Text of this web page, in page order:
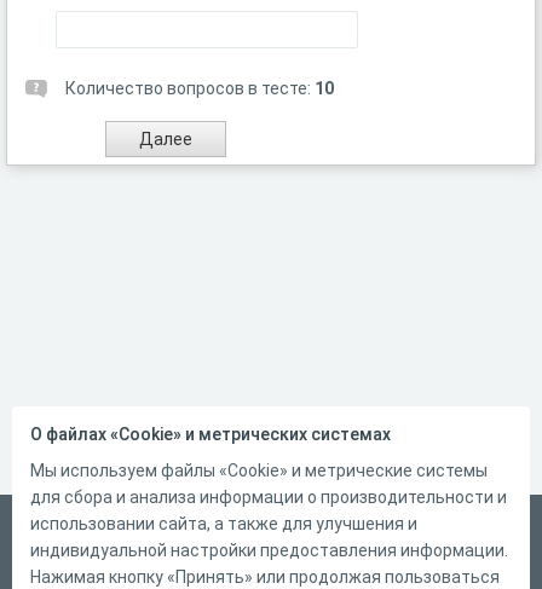
Количество вопросов в тесте: 10
Русский
Справка
О файлах «Cookie» и метрических системах
Мы используем файлы «Cookie» и метрические системы
для сбора и анализа информации о производительности и
использовании сайта, а также для улучшения и
индивидуальной настройки предоставления информации.
Нажимая кнопку «Принять» или продолжая пользоваться